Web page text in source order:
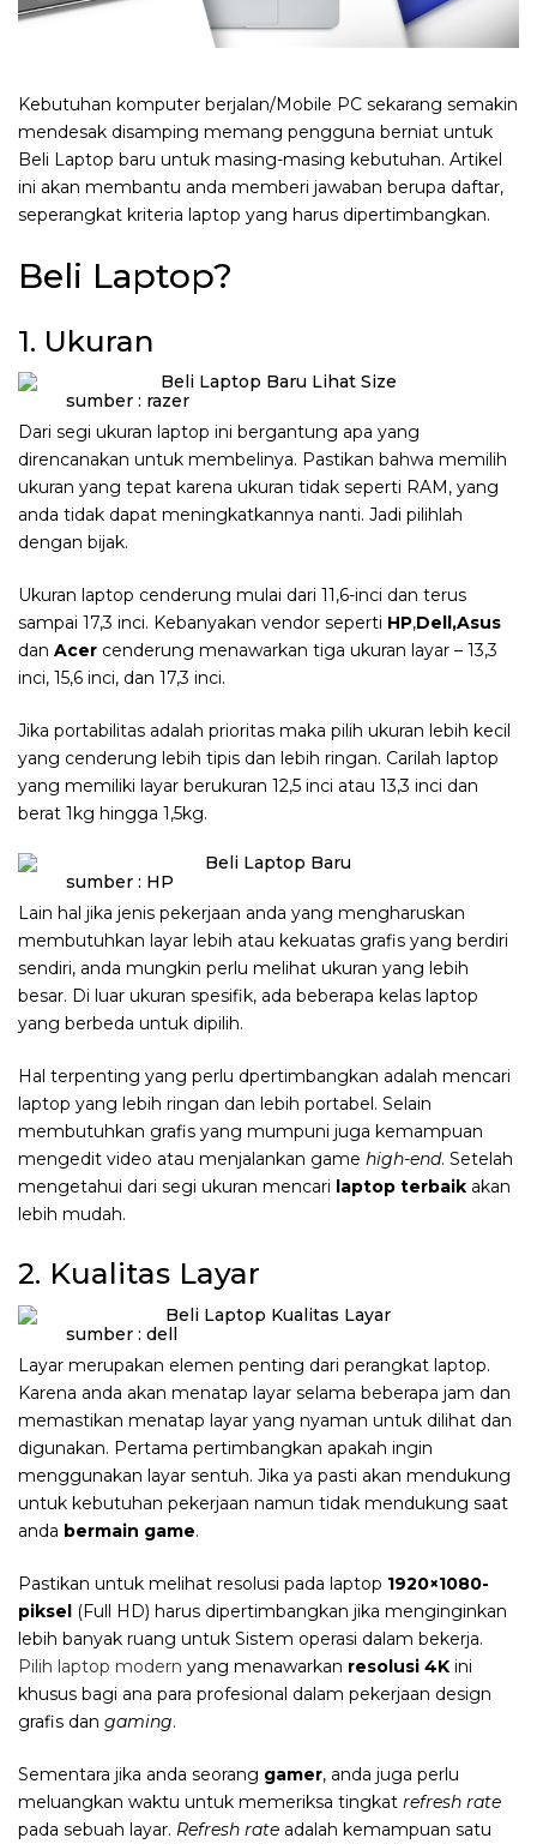
Kebutuhan komputer berjalan/Mobile PC sekarang semakin
mendesak disamping memang pengguna berniat untuk
Beli Laptop baru untuk masing-masing kebutuhan. Artikel
ini akan membantu anda memberi jawaban berupa daftar,
seperangkat kriteria laptop yang harus dipertimbangkan.
Beli Laptop?
1. Ukuran
sumber : razer
Dari segi ukuran laptop ini bergantung apa yang
direncanakan untuk membelinya. Pastikan bahwa memilih
ukuran yang tepat karena ukuran tidak seperti RAM, yang
anda tidak dapat meningkatkannya nanti. Jadi pilihlah
dengan bijak.
Ukuran laptop cenderung mulai dari 11,6-inci dan terus
sampai 17,3 inci. Kebanyakan vendor seperti HP,Dell,Asus
dan Acer cenderung menawarkan tiga ukuran layar – 13,3
inci, 15,6 inci, dan 17,3 inci.
Jika portabilitas adalah prioritas maka pilih ukuran lebih kecil
yang cenderung lebih tipis dan lebih ringan. Carilah laptop
yang memiliki layar berukuran 12,5 inci atau 13,3 inci dan
berat 1kg hingga 1,5kg.
sumber : HP
Lain hal jika jenis pekerjaan anda yang mengharuskan
membutuhkan layar lebih atau kekuatas grafis yang berdiri
sendiri, anda mungkin perlu melihat ukuran yang lebih
besar. Di luar ukuran spesifik, ada beberapa kelas laptop
yang berbeda untuk dipilih.
Hal terpenting yang perlu dpertimbangkan adalah mencari
laptop yang lebih ringan dan lebih portabel. Selain
membutuhkan grafis yang mumpuni juga kemampuan
mengedit video atau menjalankan game high-end. Setelah
mengetahui dari segi ukuran mencari laptop terbaik akan
lebih mudah.
2. Kualitas Layar
sumber : dell
Layar merupakan elemen penting dari perangkat laptop.
Karena anda akan menatap layar selama beberapa jam dan
memastikan menatap layar yang nyaman untuk dilihat dan
digunakan. Pertama pertimbangkan apakah ingin
menggunakan layar sentuh. Jika ya pasti akan mendukung
untuk kebutuhan pekerjaan namun tidak mendukung saat
anda bermain game.
Pastikan untuk melihat resolusi pada laptop 1920×1080-
piksel (Full HD) harus dipertimbangkan jika menginginkan
lebih banyak ruang untuk Sistem operasi dalam bekerja.
Pilih laptop modern yang menawarkan resolusi 4K ini
khusus bagi ana para profesional dalam pekerjaan design
grafis dan gaming.
Sementara jika anda seorang gamer, anda juga perlu
meluangkan waktu untuk memeriksa tingkat refresh rate
pada sebuah layar. Refresh rate adalah kemampuan satu